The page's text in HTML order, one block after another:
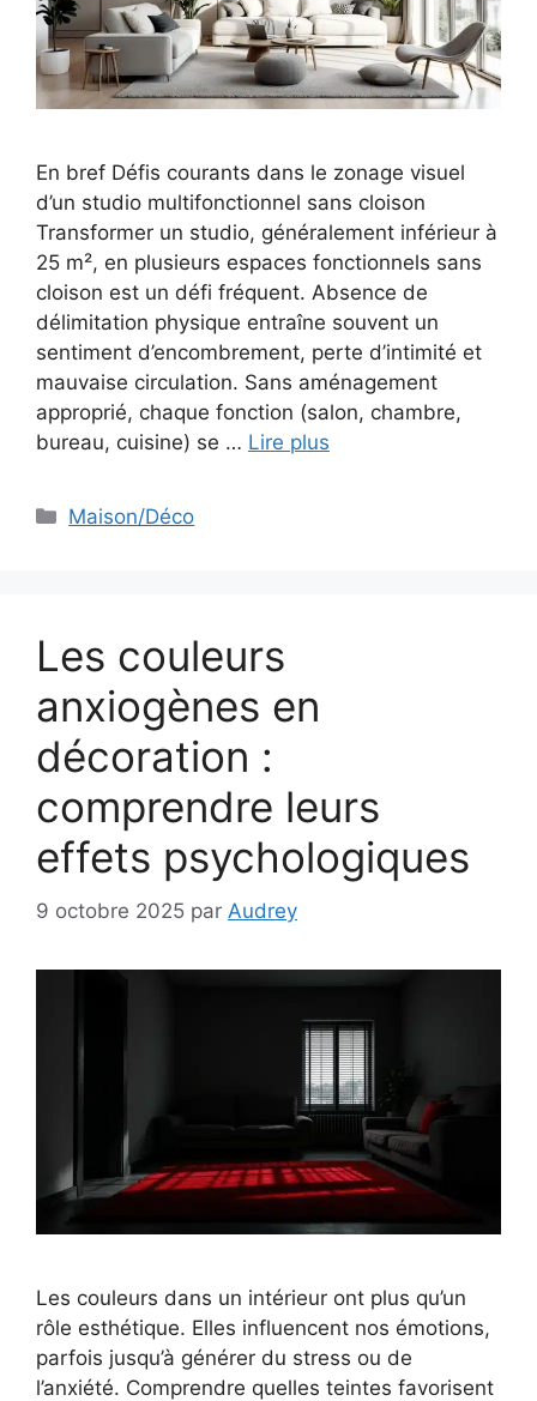
En bref Défis courants dans le zonage visuel
d’un studio multifonctionnel sans cloison
Transformer un studio, généralement inférieur à
25 m², en plusieurs espaces fonctionnels sans
cloison est un défi fréquent. Absence de
délimitation physique entraîne souvent un
sentiment d’encombrement, perte d’intimité et
mauvaise circulation. Sans aménagement
approprié, chaque fonction (salon, chambre,
bureau, cuisine) se … Lire plus
Catégories
Maison/Déco
Les couleurs
anxiogènes en
décoration :
comprendre leurs
effets psychologiques
9 octobre 2025 par Audrey
Les couleurs dans un intérieur ont plus qu’un
rôle esthétique. Elles influencent nos émotions,
parfois jusqu’à générer du stress ou de
l’anxiété. Comprendre quelles teintes favorisent